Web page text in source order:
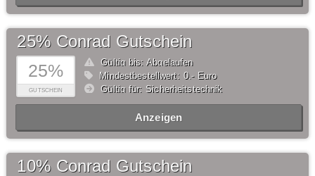
25%
GUTSCHEIN
25% Conrad Gutschein
Gültig bis: Abgelaufen
Mindestbestellwert: 0,- Euro
Gültig für: Sicherheitstechnik
Anzeigen
10% Conrad Gutschein